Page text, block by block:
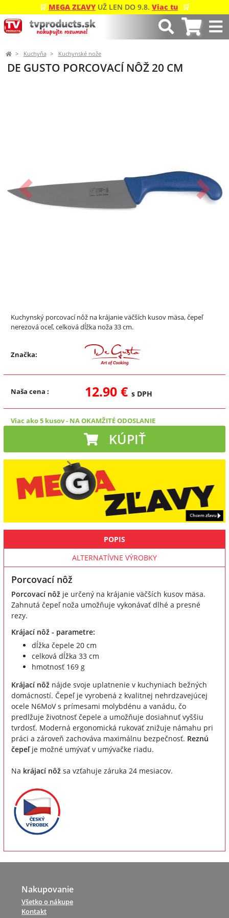
🛒 MEGA ZĽAVY UŽ LEN DO 9.8. Viac tu 🛒
Kuchyňa Kuchynské nože
DE GUSTO PORCOVACÍ NÔŽ 20 CM
Predchádzajúci Ďalší
Kuchynský porcovací nôž na krájanie väčších kusov mäsa, čepeľ
nerezová oceľ, celková dĺžka noža 33 cm.
Značka:
Naša cena : 12.90 € s DPH
Viac ako 5 kusov- NA OKAMŽITÉ ODOSLANIE
KÚPIŤ
POPIS
ALTERNATÍVNE VÝROBKY
Porcovací nôž
Porcovací nôž je určený na krájanie väčších kusov mäsa.
Zahnutá čepeľ noža umožňuje vykonávať dlhé a presné
rezy.
Krájací nôž - parametre:
dĺžka čepele 20 cm
celková dĺžka 33 cm
hmotnosť 169 g
Krájací nôž nájde svoje uplatnenie v kuchyniach bežných
domácností. Čepeľ je vyrobená z kvalitnej nehrdzavejúcej
ocele N6MoV s prímesami molybdénu a vanádu, čo
predlžuje životnosť čepele a umožňuje dosiahnuť vyššiu
tvrdosť. Moderná ergonomická rukoväť znižuje námahu pri
práci a zároveň zachováva maximálnu bezpečnosť. Reznú
čepeľje možné umývať v umývačke riadu.
Na krájací nôž sa vzťahuje záruka 24 mesiacov.
Nakupovanie
Všetko o nákupe
Kontakt